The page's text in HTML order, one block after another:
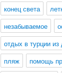
конец света
незабываемое
отдых в турции из
пляж
помощь